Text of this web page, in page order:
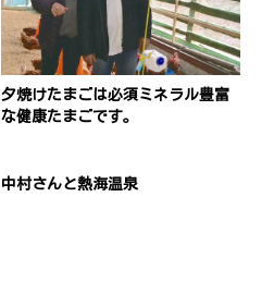
夕焼けたまごは必須ミネラル豊富
な健康たまごです。
中村さんと熱海温泉